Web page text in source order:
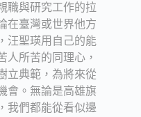
職與研究工作的拉
在臺灣或世界他方
汪聖瑛用自己的能
人所苦的同理心，
立典範，為將來從
會。無論是高雄旗
我們都能從看似邊